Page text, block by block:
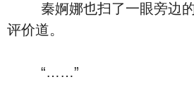
秦婀娜也扫了一眼旁边的
评价道。
“……”